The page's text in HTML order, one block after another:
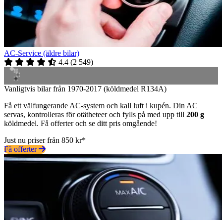
AC-Service (äldre bilar)
4.4 (2 549)
Vanligtvis bilar från 1970-2017 (köldmedel R134A)
Få ett välfungerande AC-system och kall luft i kupén. Din AC
servas, kontrolleras för otätheteer och fylls på med upp till 200 g
köldmedel. Få offerter och se ditt pris omgående!
Just nu priser från 850 kr*
Få offerter